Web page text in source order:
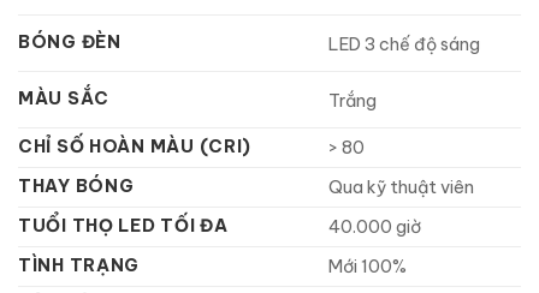
BÓNG ĐÈN LED 3 chế độ sáng
MÀU SẮC Trắng
CHỈ SỐ HOÀN MÀU (CRI)
> 80
THAY BÓNG
Qua kỹ thuật viên
TUỔI THỌ LED TỐI ĐA
40.000 giờ
TÌNH TRẠNG
Mới 100%